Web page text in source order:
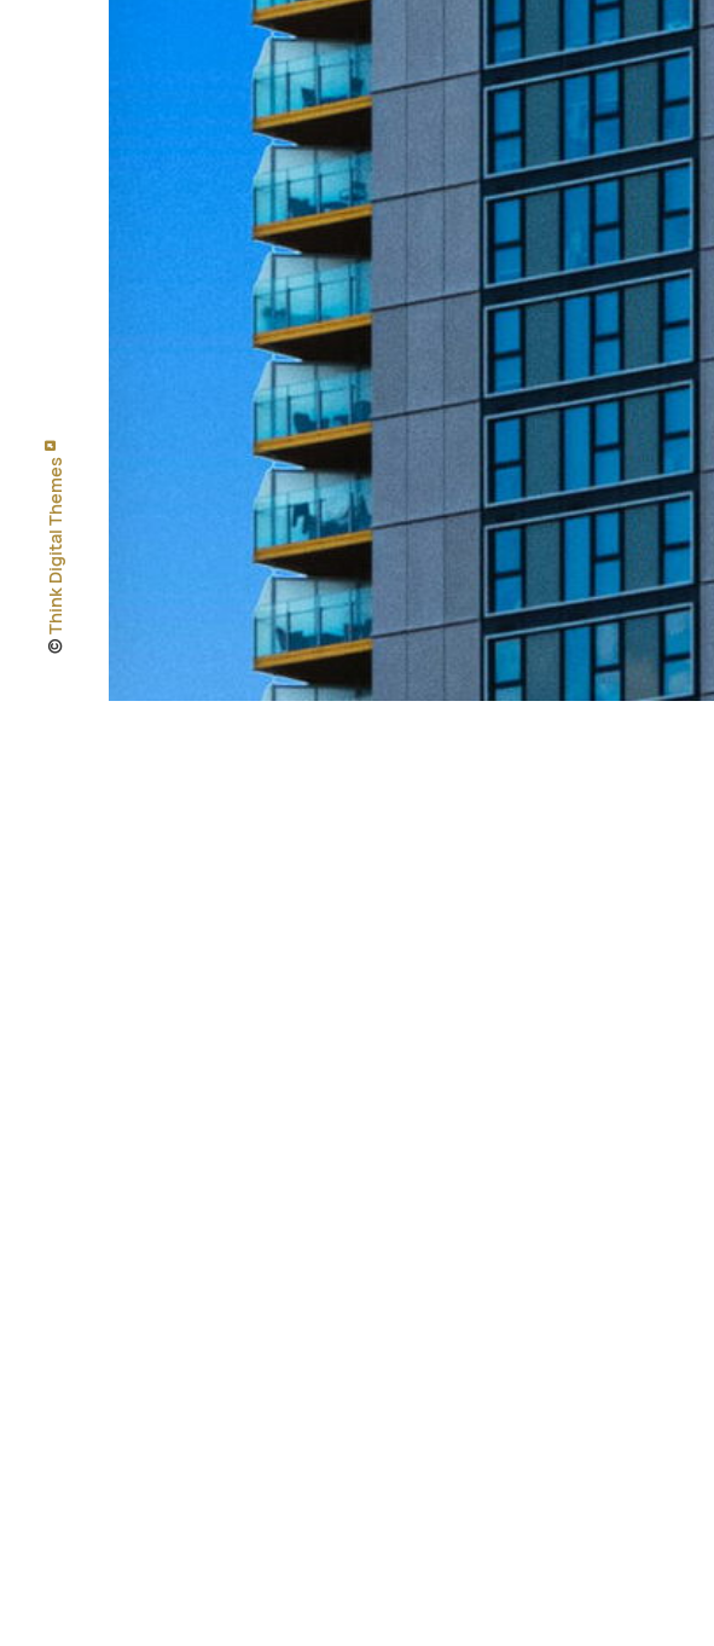
©
Think Digital Themes